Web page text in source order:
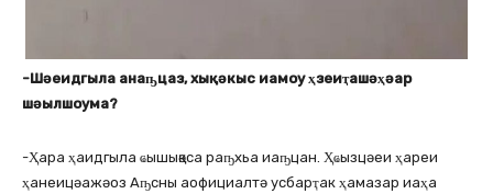
-Шәеидгыла анаҧцаз, хықәкыс иамоу ҳзеиҭашәҳәар
шәылшоума?
-Ҳара ҳаидгыла ҩышықәса раҧхьа иаҧцан. Ҳҩызцәеи ҳареи
ҳанеицәажәоз Аҧсны аофициалтә усбарҭак ҳамазар иаҳа